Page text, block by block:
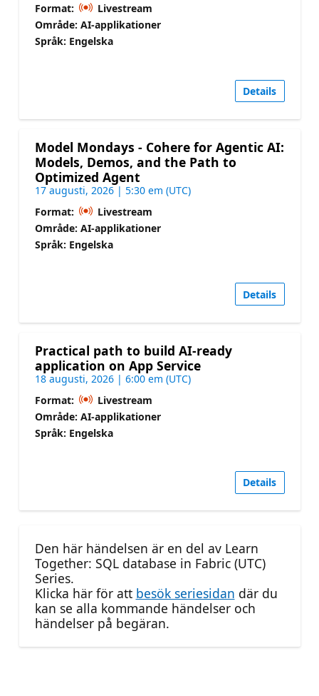
Format:
Livestream
Område: AI-applikationer
Språk: Engelska
Details
Model Mondays - Cohere for Agentic AI:
Models, Demos, and the Path to
Optimized Agent
17 augusti, 2026 | 5:30 em (UTC)
Format:
Livestream
Område: AI-applikationer
Språk: Engelska
Details
Practical path to build AI-ready
application on App Service
18 augusti, 2026 | 6:00 em (UTC)
Format:
Livestream
Område: AI-applikationer
Språk: Engelska
Details
Den här händelsen är en del av Learn
Together: SQL database in Fabric (UTC)
Series.
Klicka här för att besök seriesidan där du
kan se alla kommande händelser och
händelser på begäran.